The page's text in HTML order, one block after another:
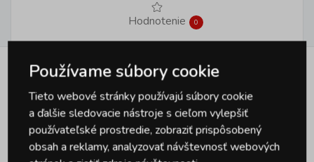
Hodnotenie 0
Podobné produkty
Používame súbory cookie
Tieto webové stránky používajú súbory cookie
a ďalšie sledovacie nástroje s cieľom vylepšiť
používateľské prostredie, zobraziť prispôsobený
obsah a reklamy, analyzovať návštevnosť webových